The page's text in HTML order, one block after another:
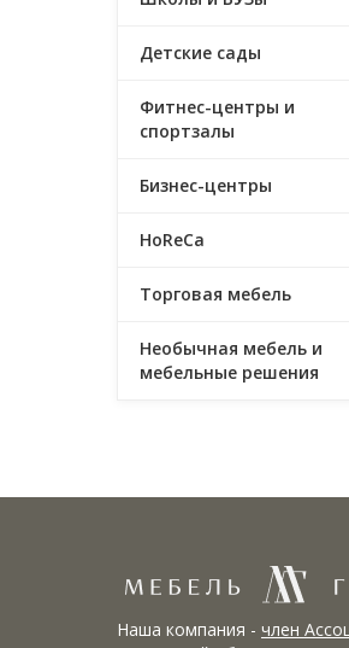
Детские сады
Фитнес-центры и
спортзалы
Бизнес-центры
HoReCa
Торговая мебель
Необычная мебель и
мебельные решения
Наша компания - член